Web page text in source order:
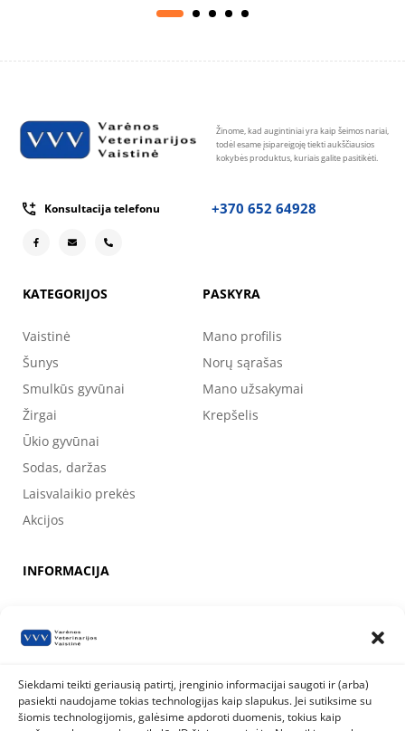
Siekdami teikti geriausią patirtį, įrenginio informacijai saugoti ir (arba)
pasiekti naudojame tokias technologijas kaip slapukus. Jei sutiksime su
šiomis technologijomis, galėsime apdoroti duomenis, tokius kaip
Žinome, kad augintiniai yra kaip šeimos nariai,
todėl esame įsipareigoję tiekti aukščiausios
kokybės produktus, kuriais galite pasitikėti.
Konsultacija telefonu +370 652 64928
KATEGORIJOS
Vaistinė
Šunys
Smulkūs gyvūnai
Žirgai
Ūkio gyvūnai
Sodas, daržas
Laisvalaikio prekės
Akcijos
PASKYRA
Mano profilis
Norų sąrašas
Mano užsakymai
Krepšelis
INFORMACIJA
Kontaktai
Valstybinė maisto ir veterinarijos tarnyba
Siesikų g. 19 LT-07170 Vilnius